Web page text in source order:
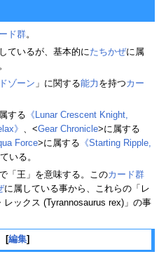
ド群。
ているが、基本的にたちかぜに属
ゾーン 」に関する能力 を持つカー
する 《Lunar Crescent Knight,
》 、<Gear Chronicle>に属する
Force>に属する 《Starting Ripple,
いる。
「王」を意味する。このカード群
に属している事から、これらの「レ
ックス (Tyrannosaurus rex)」の事
[編集]